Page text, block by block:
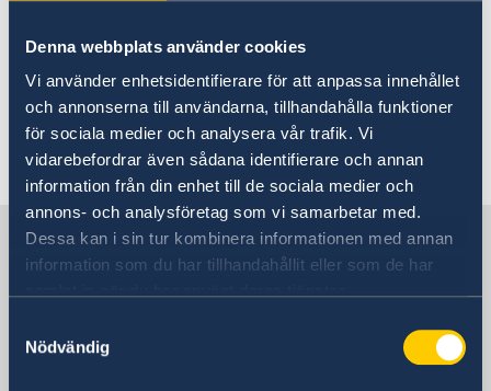
Denna webbplats använder cookies
Vi använder enhetsidentifierare för att anpassa innehållet
och annonserna till användarna, tillhandahålla funktioner
för sociala medier och analysera vår trafik. Vi
vidarebefordrar även sådana identifierare och annan
information från din enhet till de sociala medier och
annons- och analysföretag som vi samarbetar med.
Dessa kan i sin tur kombinera informationen med annan
information som du har tillhandahållit eller som de har
Nödvändig
med omsorg, särskilt i ekonomiska zoner där
Senast uppdaterad 10 dec. 2025, 15.51
Sverige i Vietnam, Hanoi
Besöksadress